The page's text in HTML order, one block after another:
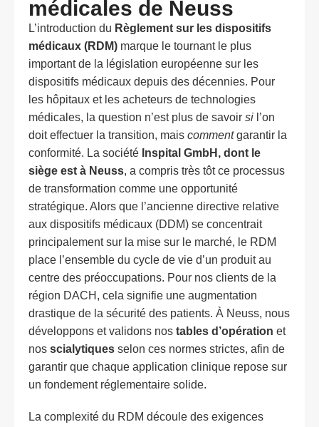
médicales de Neuss
L’introduction du Règlement sur les dispositifs
médicaux (RDM) marque le tournant le plus
important de la législation européenne sur les
dispositifs médicaux depuis des décennies. Pour
les hôpitaux et les acheteurs de technologies
médicales, la question n’est plus de savoir si l’on
doit effectuer la transition, mais commentgarantir la
conformité. La société Inspital GmbH, dont le
siège est à Neuss, a compris très tôt ce processus
de transformation comme une opportunité
stratégique. Alors que l’ancienne directive relative
aux dispositifs médicaux (DDM) se concentrait
principalement sur la mise sur le marché, le RDM
place l’ensemble du cycle de vie d’un produit au
centre des préoccupations. Pour nos clients de la
région DACH, cela signifie une augmentation
drastique de la sécurité des patients. À Neuss, nous
développons et validons nos tables d’opération et
nos scialytiques selon ces normes strictes, afin de
garantir que chaque application clinique repose sur
un fondement réglementaire solide.
La complexité du RDM découle des exigences